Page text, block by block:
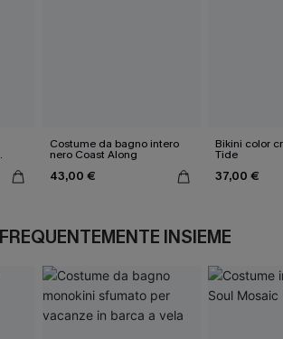
Costume da bagno intero
nero Coast Along
43,00 €
Bikini color
Tide
37,00 €
INSIEME